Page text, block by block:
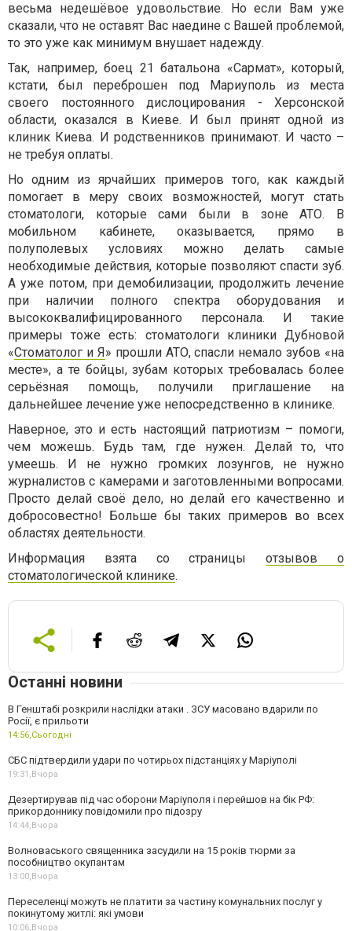
весьма недешёвое удовольствие. Но если Вам уже
сказали, что не оставят Вас наедине с Вашей проблемой,
то это уже как минимум внушает надежду.
Так, например, боец 21 батальона «Сармат», который,
кстати, был переброшен под Мариуполь из места
своего постоянного дислоцирования - Херсонской
области, оказался в Киеве. И был принят одной из
клиник Киева. И родственников принимают. И часто –
не требуя оплаты.
Но одним из ярчайших примеров того, как каждый
помогает в меру своих возможностей, могут стать
стоматологи, которые сами были в зоне АТО. В
мобильном кабинете, оказывается, прямо в
полуполевых условиях можно делать самые
необходимые действия, которые позволяют спасти зуб.
А уже потом, при демобилизации, продолжить лечение
при наличии полного спектра оборудования и
высококвалифицированного персонала. И такие
примеры тоже есть: стоматологи клиники Дубновой
«Стоматолог и Я» прошли АТО, спасли немало зубов «на
месте», а те бойцы, зубам которых требовалась более
серьёзная помощь, получили приглашение на
дальнейшее лечение уже непосредственно в клинике.
Наверное, это и есть настоящий патриотизм – помоги,
чем можешь. Будь там, где нужен. Делай то, что
умеешь. И не нужно громких лозунгов, не нужно
журналистов с камерами и заготовленными вопросами.
Просто делай своё дело, но делай его качественно и
добросовестно! Больше бы таких примеров во всех
областях деятельности.
Информация взята со страницыотзывов о
стоматологической клинике.
Останні новини
В Генштабі розкрили наслідки атаки . ЗСУ масовано вдарили по
Росії, є прильоти
14:56,Сьогодні
СБС підтвердили удари по чотирьох підстанціях у Маріуполі
19:31,Вчора
Дезертирував під час оборони Маріуполя і перейшов на бік РФ:
прикордоннику повідомили про підозру
14:44,Вчора
Волноваського священника засудили на 15 років тюрми за
пособництво окупантам
13:00,Вчора
Переселенці можуть не платити за частину комунальних послуг у
покинутому житлі: які умови
10:06,Вчора